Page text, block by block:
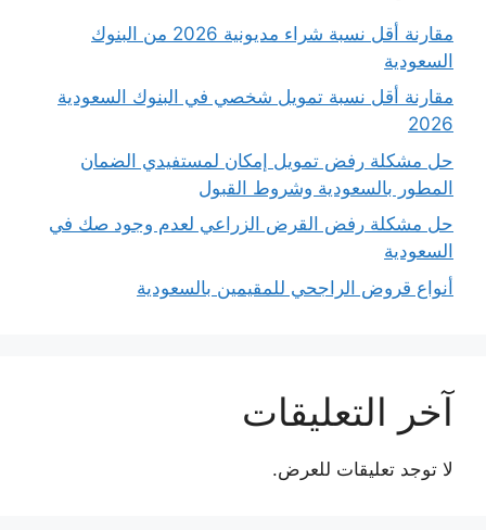
مقارنة أقل نسبة شراء مديونية 2026 من البنوك
السعودية
مقارنة أقل نسبة تمويل شخصي في البنوك السعودية
2026
حل مشكلة رفض تمويل إمكان لمستفيدي الضمان
المطور بالسعودية وشروط القبول
حل مشكلة رفض القرض الزراعي لعدم وجود صك في
السعودية
أنواع قروض الراجحي للمقيمين بالسعودية
آخر التعليقات
لا توجد تعليقات للعرض.